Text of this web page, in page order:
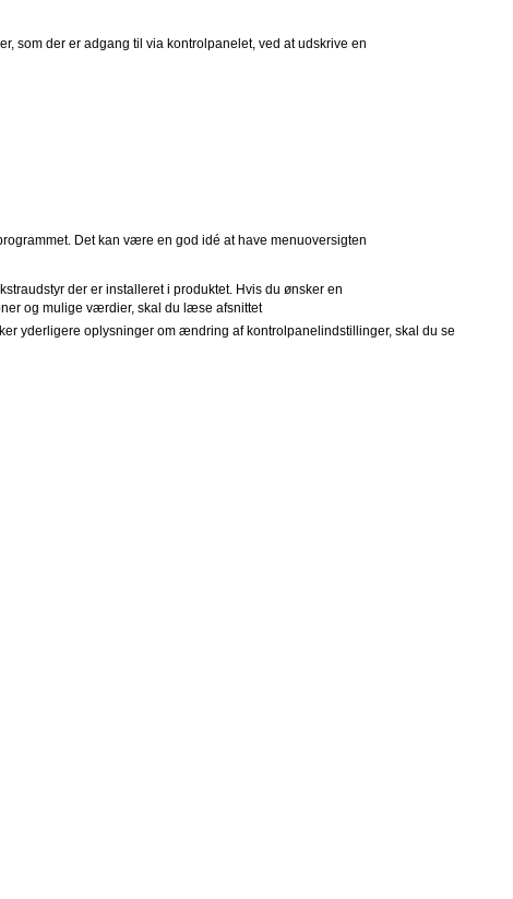
som der er adgang til via kontrolpanelet, ved at udskrive en
Det kan være en god idé at have menuoversigten
der er installeret i produktet. Hvis du ønsker en
og mulige værdier, skal du læse afsnittet
yderligere oplysninger om ændring af kontrolpanelindstillinger, skal du se